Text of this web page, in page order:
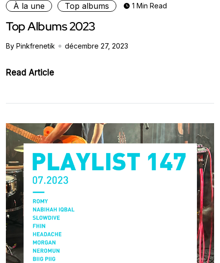
À la une Top albums 1 Min Read
Top Albums 2023
By Pinkfrenetik décembre 27, 2023
Read Article